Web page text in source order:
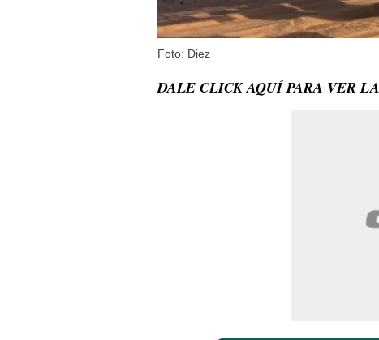
Foto: Diez
DALE CLICK AQUÍ PARA VER